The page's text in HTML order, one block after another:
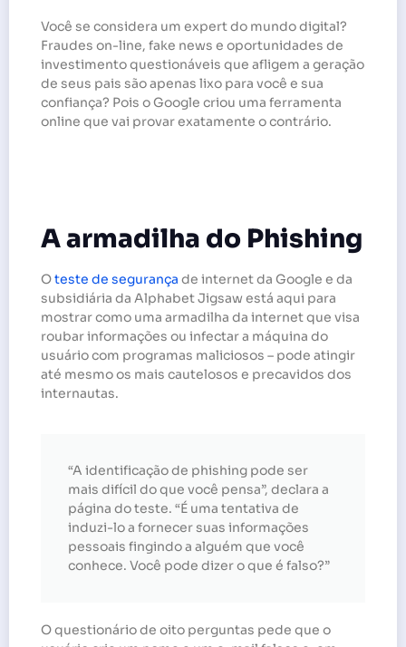
Você se considera um expert do mundo digital?
Fraudes on-line, fake news e oportunidades de
investimento questionáveis que afligem a geração
de seus pais são apenas lixo para você e sua
confiança? Pois o Google criou uma ferramenta
online que vai provar exatamente o contrário.
A armadilha do Phishing
Oteste de segurança de internet da Google e da
subsidiária da Alphabet Jigsaw está aqui para
mostrar como uma armadilha da internet que visa
roubar informações ou infectar a máquina do
usuário com programas maliciosos – pode atingir
até mesmo os mais cautelosos e precavidos dos
internautas.
“A identificação de phishing pode ser
mais difícil do que você pensa”, declara a
página do teste. “É uma tentativa de
induzi-lo a fornecer suas informações
pessoais fingindo a alguém que você
conhece. Você pode dizer o que é falso?”
O questionário de oito perguntas pede que o